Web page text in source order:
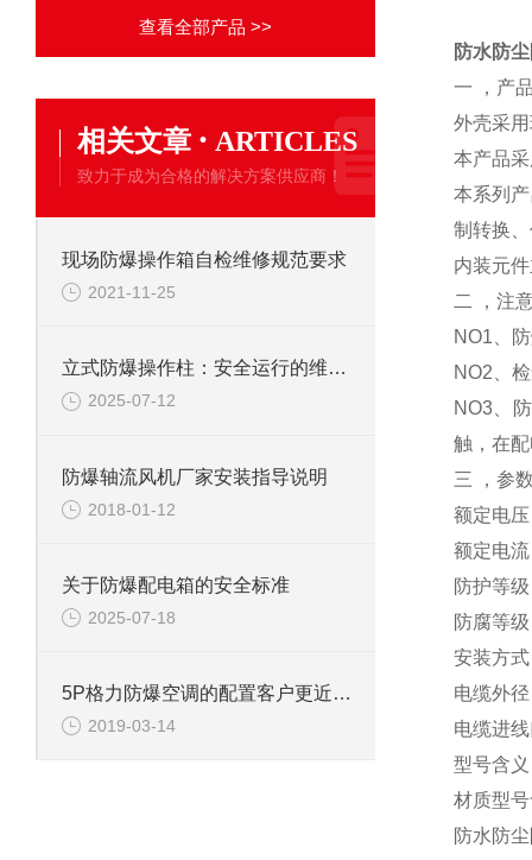
查看全部产品 >>
相关文章 · ARTICLES
致力于成为合格的解决方案供应商！
现场防爆操作箱自检维修规范要求
2021-11-25
立式防爆操作柱：安全运行的维护与故障排除指南
2025-07-12
防爆轴流风机厂家安装指导说明
2018-01-12
关于防爆配电箱的安全标准
2025-07-18
5P格力防爆空调的配置客户更近客户要求而定制
2019-03-14
防水防
一 ， 产
外壳采
本产品
本系列
制转换
内装元
二 ，注
NO1、
NO2、
NO3、
触，在
三 ，参
额定电
额定电
防护等
防腐等
安装方
电缆外
电缆进
型号含
材质型
防水防